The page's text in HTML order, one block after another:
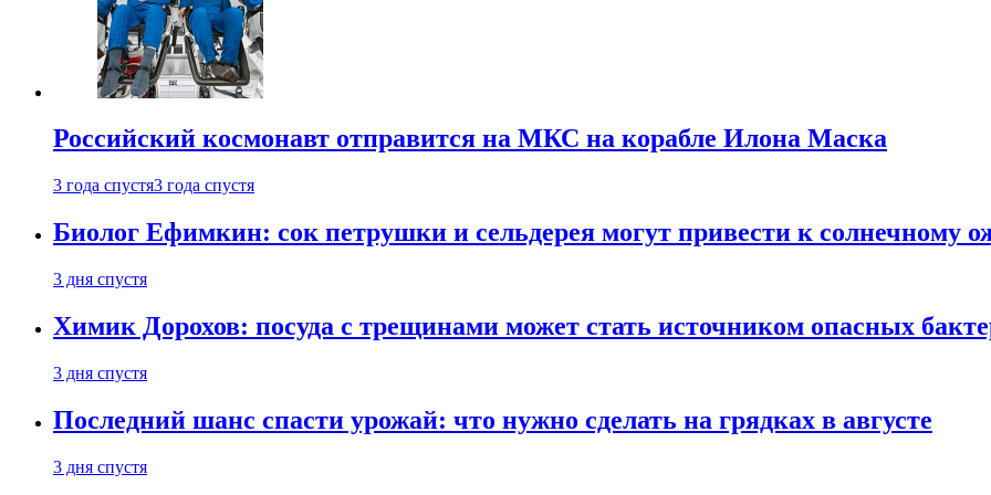
Российский космонавт отправится на МКС на корабле Илона Маска
3 года спустя3 года спустя
Биолог Ефимкин: сок петрушки и сельдерея могут привести к солнечному
3 дня спустя
Химик Дорохов: посуда с трещинами может стать источником опасных
3 дня спустя
Последний шанс спасти урожай: что нужно сделать на грядках в августе
3 дня спустя